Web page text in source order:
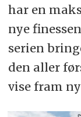
har en
nye
serien
den aller
vise fram